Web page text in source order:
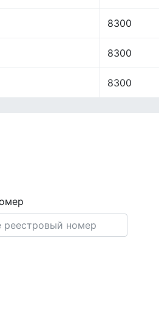
8300
8300
8300